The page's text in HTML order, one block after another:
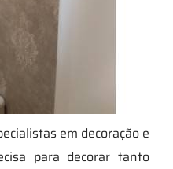
em decoração e
para decorar tanto